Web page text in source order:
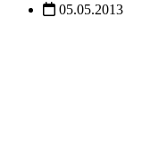
05.05.2013